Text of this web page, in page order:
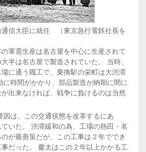
信大臣に就任 （東京急行電鉄社長を
軍需生産は名古屋を中心に生産されて
半は名古屋で製造されていた。 当時、
に通う職工で、乗換駅の栄町は大渋滞
に時間がかかり、部品製造が納期に間に
出来なければ、戦争に負けるのは当然
因は、この交通状態を改革するにあ
いた。 渋滞緩和の為、工場の熱田・名
が最善策だが、この工事は２年ででき
だった。 慶太はこの２年以上かかる工